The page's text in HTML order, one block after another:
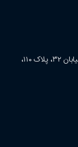
تهران، سعادت آباد، خیابان اصلی سعادت آباد، خیابان ۳۲، پلاک ۱۱۰،